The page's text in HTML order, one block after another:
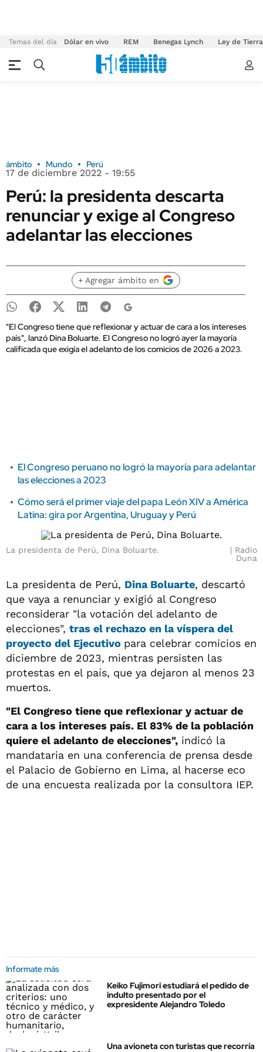
Temas del día Dólar en vivo REM Benegas Lynch Ley de
ámbito Mundo Perú
17 de diciembre 2022 - 19:55
Perú: la presidenta descarta
renunciar y exige al Congreso
adelantar las elecciones
+ Agregar ámbito en
"El Congreso tiene que reflexionar y actuar de cara a los intereses
país", lanzó Dina Boluarte. El Congreso no logró ayer la mayoría
calificada que exigía el adelanto de los comicios de 2026 a 2023.
El Congreso peruano no logró la mayoría para adelantar
las elecciones a 2023
Cómo será el primer viaje del papa León XIV a América
Latina: gira por Argentina, Uruguay y Perú
La presidenta de Perú, Dina Boluarte.
Radio
Duna
La presidenta de Perú, Dina Boluarte, descartó
que vaya a renunciar y exigió al Congreso
reconsiderar "la votación del adelanto de
elecciones", tras el rechazo en la víspera del
proyecto del Ejecutivo para celebrar comicios en
diciembre de 2023, mientras persisten las
protestas en el país, que ya dejaron al menos 23
muertos.
"El Congreso tiene que reflexionar y actuar de
cara a los intereses país. El 83% de la población
quiere el adelanto de elecciones", indicó la
mandataria en una conferencia de prensa desde
el Palacio de Gobierno en Lima, al hacerse eco
de una encuesta realizada por la consultora IEP.
Informate más
Keiko Fujimori estudiará el pedido de
indulto presentado por el
expresidente Alejandro Toledo
Una avioneta con turistas que recorría